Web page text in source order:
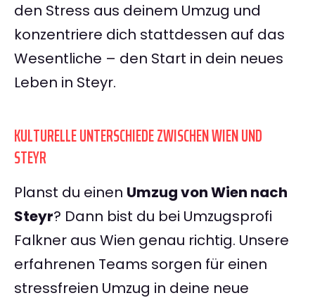
den Stress aus deinem Umzug und
konzentriere dich stattdessen auf das
Wesentliche – den Start in dein neues
Leben in Steyr.
KULTURELLE UNTERSCHIEDE ZWISCHEN WIEN UND
STEYR
Planst du einen Umzug von Wien nach
Steyr? Dann bist du bei Umzugsprofi
Falkner aus Wien genau richtig. Unsere
erfahrenen Teams sorgen für einen
stressfreien Umzug in deine neue